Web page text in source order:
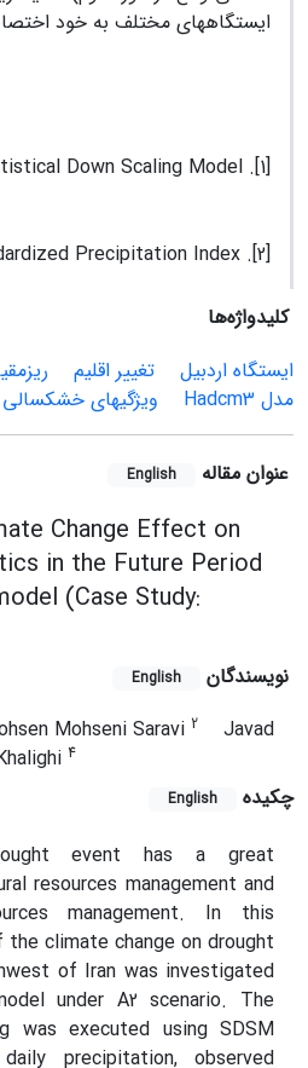
ایستگاه‏های مختلف به خود
[1]. Statistical Down Scaling Model
[2]. Standardized Precipitation Index
کلیدواژه‌ها
ایستگاه اردبیل
تغییر اقلیم
مدل Hadcm3
ویژگی‏های خشکسالی
عنوان مقاله English
Change Effect on
in the Future Period
(Case Study:
نویسندگان English
Mohseni Saravi 2
Javad
4
چکیده English
event has a great
resources management and
management. In this
climate change on drought
of Iran was investigated
under A2 scenario. The
was executed using SDSM
precipitation, observed